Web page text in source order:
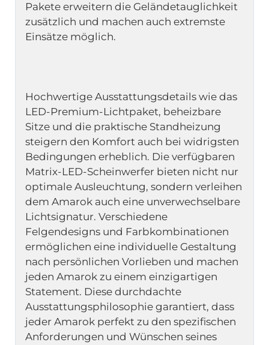
Pakete erweitern die Geländetauglichkeit
zusätzlich und machen auch extremste
Hochwertige Ausstattungsdetails wie das
LED-Premium-Lichtpaket, beheizbare
Sitze und die praktische Standheizung
steigern den Komfort auch bei widrigsten
Bedingungen erheblich. Die verfügbaren
Matrix-LED-Scheinwerfer bieten nicht nur
optimale Ausleuchtung, sondern verleihen
dem Amarok auch eine unverwechselbare
Lichtsignatur. Verschiedene
Felgendesigns und Farbkombinationen
ermöglichen eine individuelle Gestaltung
nach persönlichen Vorlieben und machen
jeden Amarok zu einem einzigartigen
Statement. Diese durchdachte
Ausstattungsphilosophie garantiert, dass
jeder Amarok perfekt zu den spezifischen
Anforderungen und Wünschen seines